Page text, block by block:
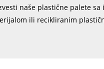
naše plastične palete
ili recikliranim